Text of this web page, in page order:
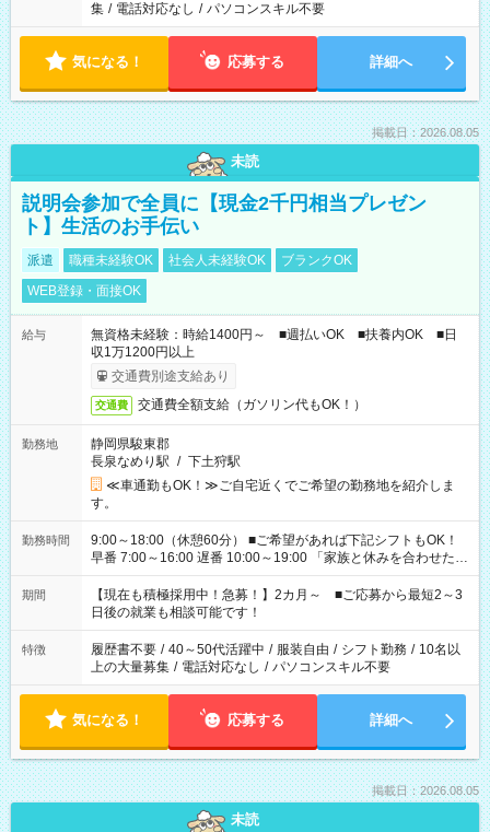
集 / 電話対応なし / パソコンスキル不要
気になる！ 応募する 詳細へ
掲載日：2026.08.05
未読
説明会参加で全員に【現金2千円相当プレゼン
ト】生活のお手伝い
派遣 職種未経験OK 社会人未経験OK
ブランクOK
WEB登録・面接OK
給与
無資格未経験：時給1400円～ ■週払いOK ■扶養内OK ■日
収1万1200円以上
交通費別途支給あり
交通費 交通費全額支給（ガソリン代もOK！）
勤務地
静岡県駿東郡
長泉なめり駅 / 下土狩駅
≪車通勤もOK！≫ご自宅近くでご希望の勤務地を紹介しま
す。
勤務時間
9:00～18:00（休憩60分） ■ご希望があれば下記シフトもOK！
早番 7:00～16:00 遅番 10:00～19:00 「家族と休みを合わせた
い」 「余裕を持って夕飯の準備がしたい」 「できれば残業はし
たくない」 など、ご希望を教えてくださいね。 ※Wワーク希望
の方へ 今ご覧のお仕事で希望する勤務時間と、もう1つのお仕事
の勤務時間。 合計で週40時間を超える場合は応募できません。
期間
【現在も積極採用中！急募！】2カ月～ ■ご応募から最短2～3
日後の就業も相談可能です！
特徴 履歴書不要 / 40～50代活躍中 / 服装自由 / シフト勤務 / 10名以
上の大量募集 / 電話対応なし / パソコンスキル不要
気になる！ 応募する 詳細へ
掲載日：2026.08.05
未読